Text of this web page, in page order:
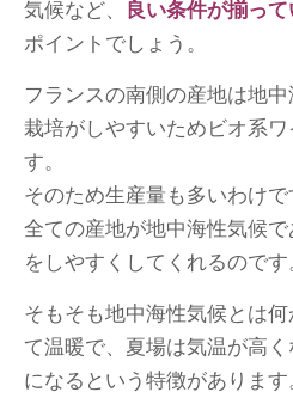
気候など、 良い条件が揃って
ポイントでしょう。
フランスの南側の産地は地
栽培がしやすいためビオ系
す。
そのため生産量も多いわけ
全ての産地が地中海性気候
をしやすくしてくれるのです
そもそも地中海性気候とは
て温暖で、夏場は気温が高
になるという特徴があります